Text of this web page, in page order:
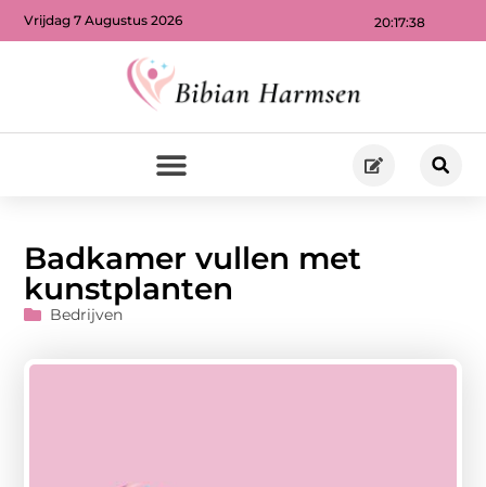
20:17:40
Vrijdag 7 Augustus 2026
Badkamer vullen met
kunstplanten
Bedrijven